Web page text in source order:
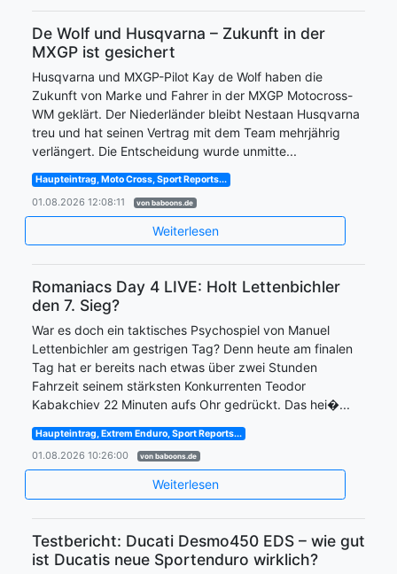
De Wolf und Husqvarna – Zukunft in der
MXGP ist gesichert
Husqvarna und MXGP-Pilot Kay de Wolf haben die
Zukunft von Marke und Fahrer in der MXGP Motocross-
WM geklärt. Der Niederländer bleibt Nestaan Husqvarna
treu und hat seinen Vertrag mit dem Team mehrjährig
verlängert. Die Entscheidung wurde unmitte...
Haupteintrag, Moto Cross, Sport Reports...
01.08.2026 12:08:11 von baboons.de
Weiterlesen
Romaniacs Day 4 LIVE: Holt Lettenbichler
den 7. Sieg?
War es doch ein taktisches Psychospiel von Manuel
Lettenbichler am gestrigen Tag? Denn heute am finalen
Tag hat er bereits nach etwas über zwei Stunden
Fahrzeit seinem stärksten Konkurrenten Teodor
Kabakchiev 22 Minuten aufs Ohr gedrückt. Das hei�...
Haupteintrag, Extrem Enduro, Sport Reports...
01.08.2026 10:26:00 von baboons.de
Weiterlesen
Testbericht: Ducati Desmo450 EDS – wie gut
ist Ducatis neue Sportenduro wirklich?